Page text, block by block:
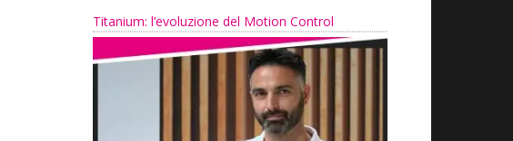
Titanium: l’evoluzione del Motion Control